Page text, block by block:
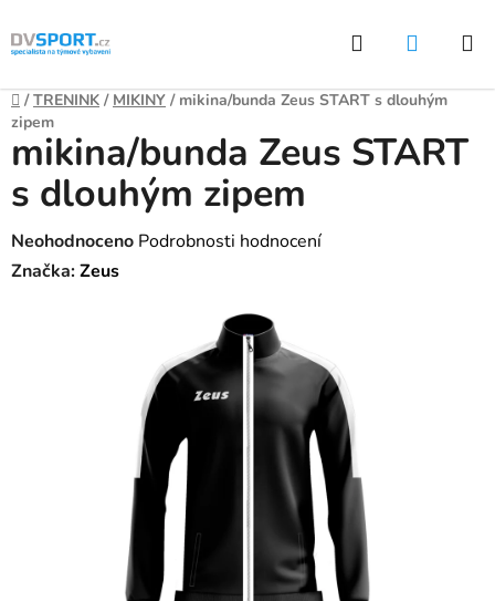
Přejít
na
Hledat
Domů
/ TRENINK / MIKINY / mikina/bunda Zeus START s dlouhým
zipem
mikina/bunda Zeus START
s dlouhým zipem
Průměrné
hodnocení
Neohodnoceno Podrobnosti hodnocení
Značka:Zeus